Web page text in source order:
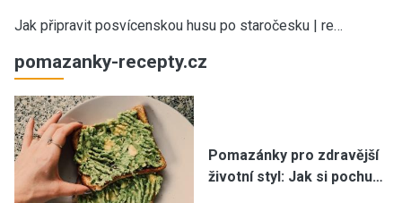
Jak připravit posvícenskou husu po staročesku | re…
pomazanky-recepty.cz
Pomazánky pro zdravější
životní styl: Jak si pochu…